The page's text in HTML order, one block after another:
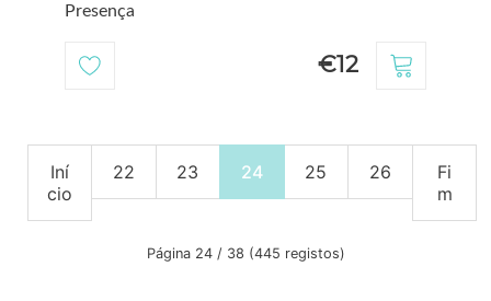
Presença
€12
Iní
cio
22 23 24 25 26
Fi
m
Página 24 / 38 (445 registos)